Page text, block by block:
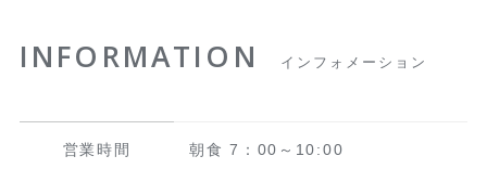
INFORMATION インフォメーション
営業時間 朝食 7：00～10:00